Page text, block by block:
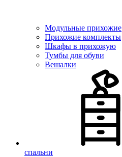
Модульные прихожие
Прихожие комплекты
Шкафы в прихожую
Тумбы для обуви
Вешалки
спальни